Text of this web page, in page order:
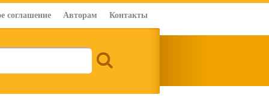
соглашение Авторам Контакты